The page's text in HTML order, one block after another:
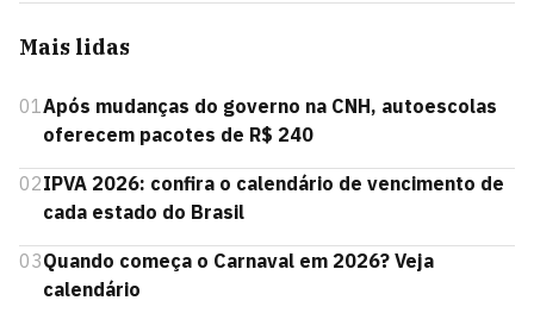
Mais lidas
01Após mudanças do governo na CNH, autoescolas
oferecem pacotes de R$ 240
02IPVA 2026: confira o calendário de vencimento de
cada estado do Brasil
03Quando começa o Carnaval em 2026? Veja
calendário